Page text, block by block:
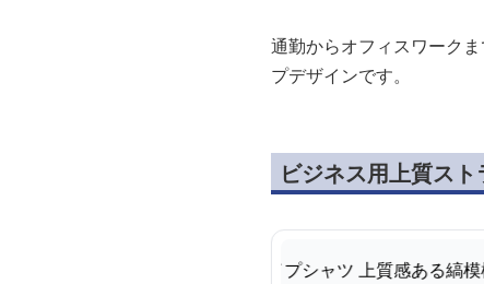
通勤からオフィスワーク
プデザインです。
ビジネス用上質ス